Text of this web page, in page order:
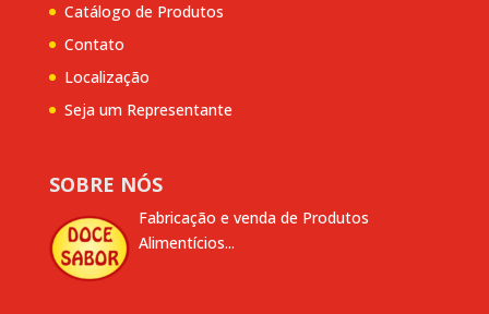
Catálogo de Produtos
Contato
Localização
Seja um Representante
SOBRE NÓS
Fabricação e venda de Produtos
Alimentícios...